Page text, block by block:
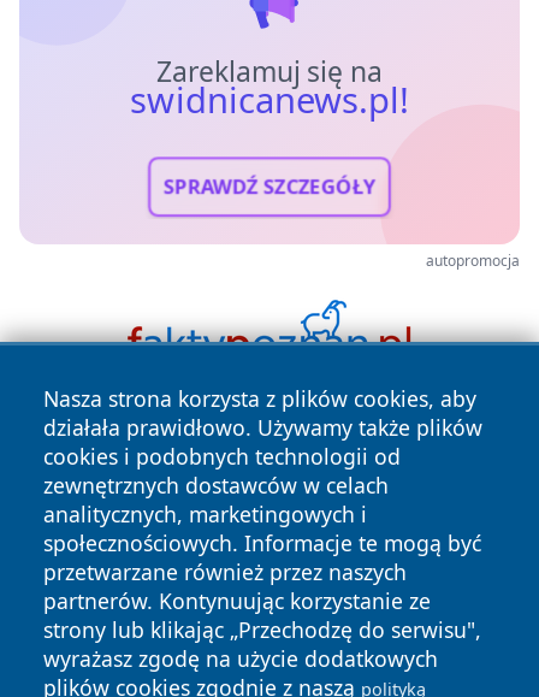
Zareklamuj się na
swidnicanews.pl!
SPRAWDŹ SZCZEGÓŁY
autopromocja
Nasza strona korzysta z plików cookies, aby
działała prawidłowo. Używamy także plików
cookies i podobnych technologii od
zewnętrznych dostawców w celach
analitycznych, marketingowych i
społecznościowych. Informacje te mogą być
przetwarzane również przez naszych
partnerów. Kontynuując korzystanie ze
strony lub klikając „Przechodzę do serwisu",
wyrażasz zgodę na użycie dodatkowych
plików cookies zgodnie z naszą polityką
Copyright © 2026 swidnicanews.pl Wszystkie prawa
zastrzeżone.
News Autorzy
Polityka
Polityka